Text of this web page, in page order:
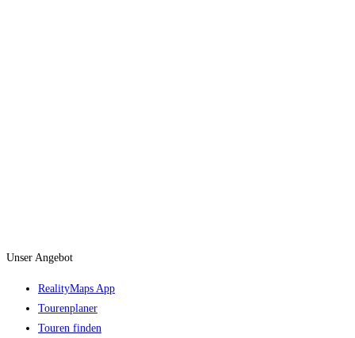
Unser Angebot
RealityMaps App
Tourenplaner
Touren finden